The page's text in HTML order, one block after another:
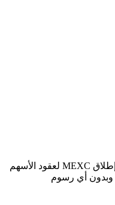
إطلاق MEXC لعقود الأسهم
وبدون أي رسوم